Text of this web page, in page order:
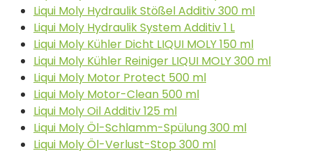
Liqui Moly Hydraulik Stößel Additiv 300 ml
Liqui Moly Hydraulik System Additiv 1 L
Liqui Moly Kühler Dicht LIQUI MOLY 150 ml
Liqui Moly Kühler Reiniger LIQUI MOLY 300 ml
Liqui Moly Motor Protect 500 ml
Liqui Moly Motor-Clean 500 ml
Liqui Moly Oil Additiv 125 ml
Liqui Moly Öl-Schlamm-Spülung 300 ml
Liqui Moly Öl-Verlust-Stop 300 ml